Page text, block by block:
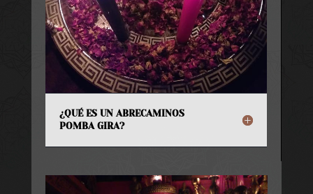
¿QUÉ ES UN ABRECAMINOS
POMBA GIRA?